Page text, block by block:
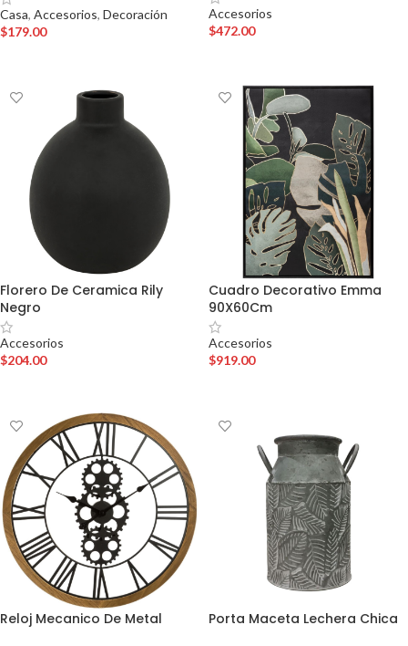
Casa, Accesorios, Decoración
$179.00
Accesorios
$472.00
Florero De Ceramica Rily
Negro
Accesorios
$204.00
Cuadro Decorativo Emma
90X60Cm
Accesorios
$919.00
Reloj Mecanico De Metal Porta Maceta Lechera Chica